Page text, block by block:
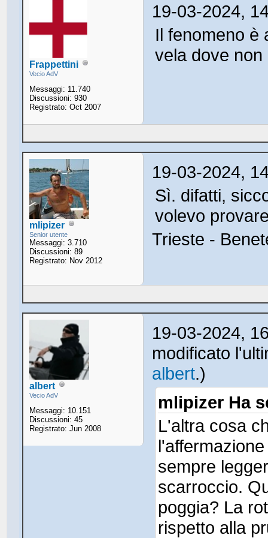
Frappettini
Vecio AdV
Messaggi: 11.740
Discussioni: 930
Registrato: Oct 2007
19-03-2024,
Il fenomeno è
vela dove
mlipizer
Senior utente
Messaggi: 3.710
Discussioni: 89
Registrato: Nov 2012
19-03-2024,
Sì. difatti,
volevo
Trieste -
albert
Vecio AdV
Messaggi: 10.151
Discussioni: 45
Registrato: Jun 2008
19-03-2024,
modificato
albert.)
mlipizer Ha
L'altra cosa
sempre
scarroccio.
poggia? La
rispetto alla